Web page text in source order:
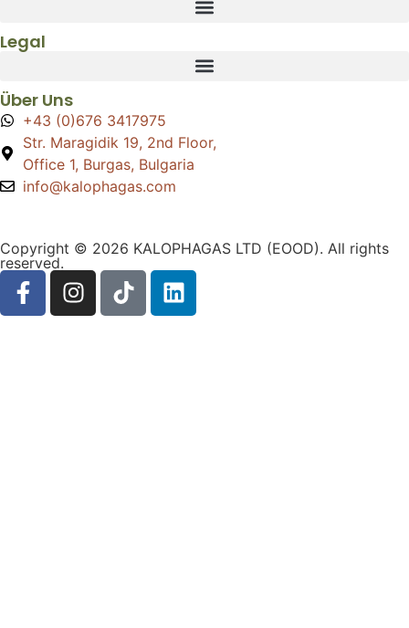
Legal
Über Uns
+43 (0)676 3417975
Str. Maragidik 19, 2nd Floor,
Office 1, Burgas, Bulgaria
info@kalophagas.com
Copyright © 2026 KALOPHAGAS LTD (EOOD). All rights
reserved.